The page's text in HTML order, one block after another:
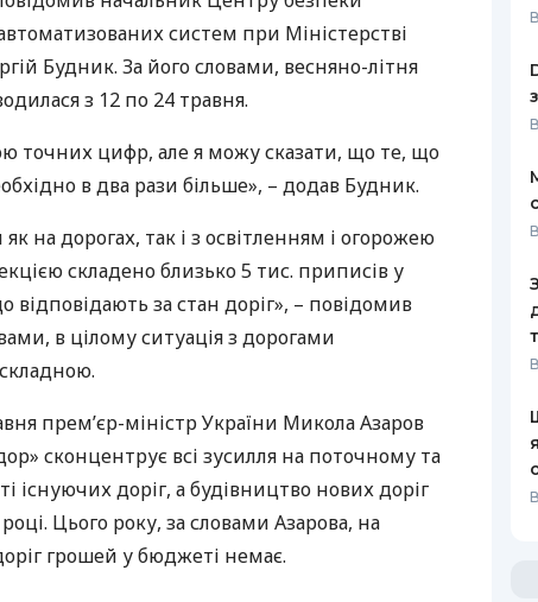
РЕЙТИНГ ДЕБЕТОВИХ
КАРТОК
ПУТІВНИКИ ПО
БАНКІВСЬКИХ КАРТКАХ
систем при Міністерстві
Будник. За його словами, весняно-літня
з 12 по 24 травня.
точних цифр, але я можу сказати, що те, що
в два рази більше», – додав Будник.
на дорогах, так і з освітленням і огорожею
складено близько 5 тис. приписів у
відповідають за стан доріг», – повідомив
в цілому ситуація з дорогами
прем’єр-міністр України Микола Азаров
сконцентрує всі зусилля на поточному та
існуючих доріг, а будівництво нових доріг
Цього року, за словами Азарова, на
грошей у бюджеті немає.